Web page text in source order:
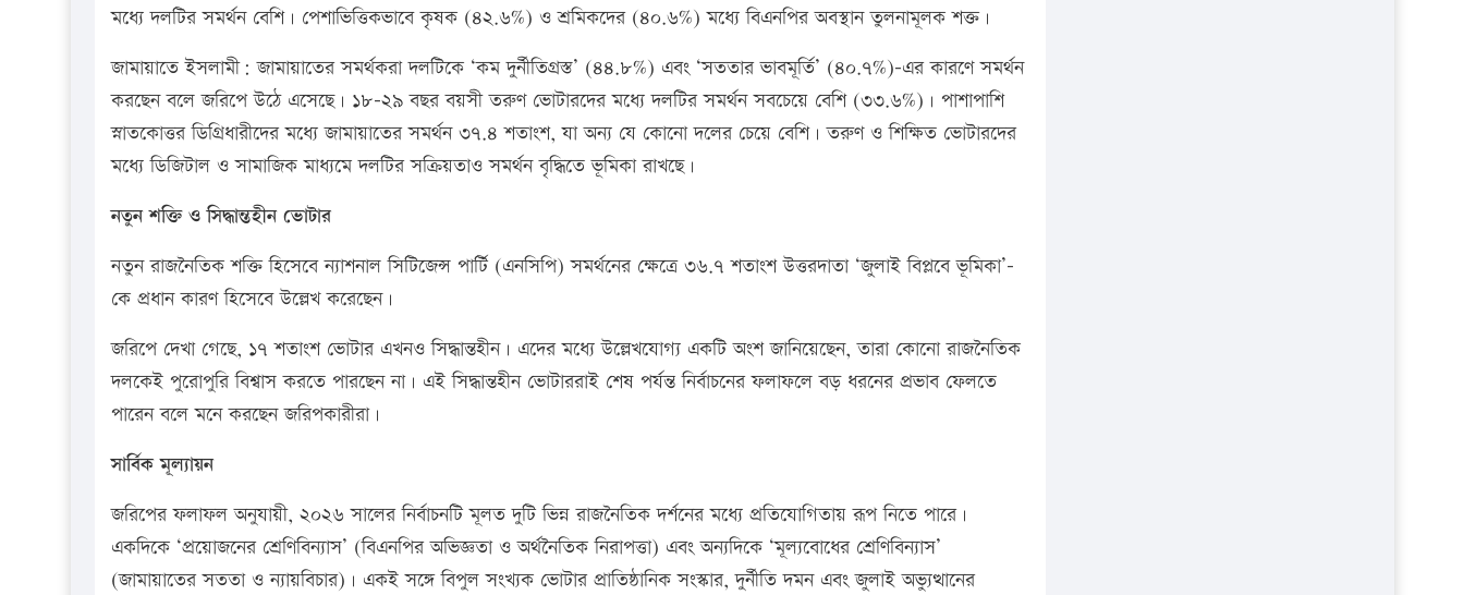
মধ্যে দলটির সমর্থন বেশি। পেশাভিত্তিকভাবে কৃষক (৪২.৬%) ও শ্রমিকদের (৪০.৬%) মধ্যে বিএনপির অবস্থান তুলনামূলক শক্ত।
জামায়াতে ইসলামী: জামায়াতের সমর্থকরা দলটিকে ‘কম দুর্নীতিগ্রস্ত’ (৪৪.৮%) এবং ‘সততার ভাবমূর্তি’ (৪০.৭%)–এর কারণে সমর্থন
করছেন বলে জরিপে উঠে এসেছে। ১৮–২৯ বছর বয়সী তরুণ ভোটারদের মধ্যে দলটির সমর্থন সবচেয়ে বেশি (৩৩.৬%)। পাশাপাশি
স্নাতকোত্তর ডিগ্রিধারীদের মধ্যে জামায়াতের সমর্থন ৩৭.৪ শতাংশ, যা অন্য যে কোনো দলের চেয়ে বেশি। তরুণ ও শিক্ষিত ভোটারদের
মধ্যে ডিজিটাল ও সামাজিক মাধ্যমে দলটির সক্রিয়তাও সমর্থন বৃদ্ধিতে ভূমিকা রাখছে।
নতুন শক্তি ও সিদ্ধান্তহীন ভোটার
নতুন রাজনৈতিক শক্তি হিসেবে ন্যাশনাল সিটিজেন্স পার্টি (এনসিপি) সমর্থনের ক্ষেত্রে ৩৬.৭ শতাংশ উত্তরদাতা ‘জুলাই বিপ্লবে ভূমিকা’-
কে প্রধান কারণ হিসেবে উল্লেখ করেছেন।
জরিপে দেখা গেছে, ১৭ শতাংশ ভোটার এখনও সিদ্ধান্তহীন। এদের মধ্যে উল্লেখযোগ্য একটি অংশ জানিয়েছেন, তারা কোনো রাজনৈতিক
দলকেই পুরোপুরি বিশ্বাস করতে পারছেন না। এই সিদ্ধান্তহীন ভোটাররাই শেষ পর্যন্ত নির্বাচনের ফলাফলে বড় ধরনের প্রভাব ফেলতে
পারেন বলে মনে করছেন জরিপকারীরা।
সার্বিক মূল্যায়ন
জরিপের ফলাফল অনুযায়ী, ২০২৬ সালের নির্বাচনটি মূলত দুটি ভিন্ন রাজনৈতিক দর্শনের মধ্যে প্রতিযোগিতায় রূপ নিতে পারে।
একদিকে ‘প্রয়োজনের শ্রেণিবিন্যাস’ (বিএনপির অভিজ্ঞতা ও অর্থনৈতিক নিরাপত্তা) এবং অন্যদিকে ‘মূল্যবোধের শ্রেণিবিন্যাস’
(জামায়াতের সততা ও ন্যায়বিচার)। একই সঙ্গে বিপুল সংখ্যক ভোটার প্রাতিষ্ঠানিক সংস্কার, দুর্নীতি দমন এবং জুলাই অভ্যুত্থানের